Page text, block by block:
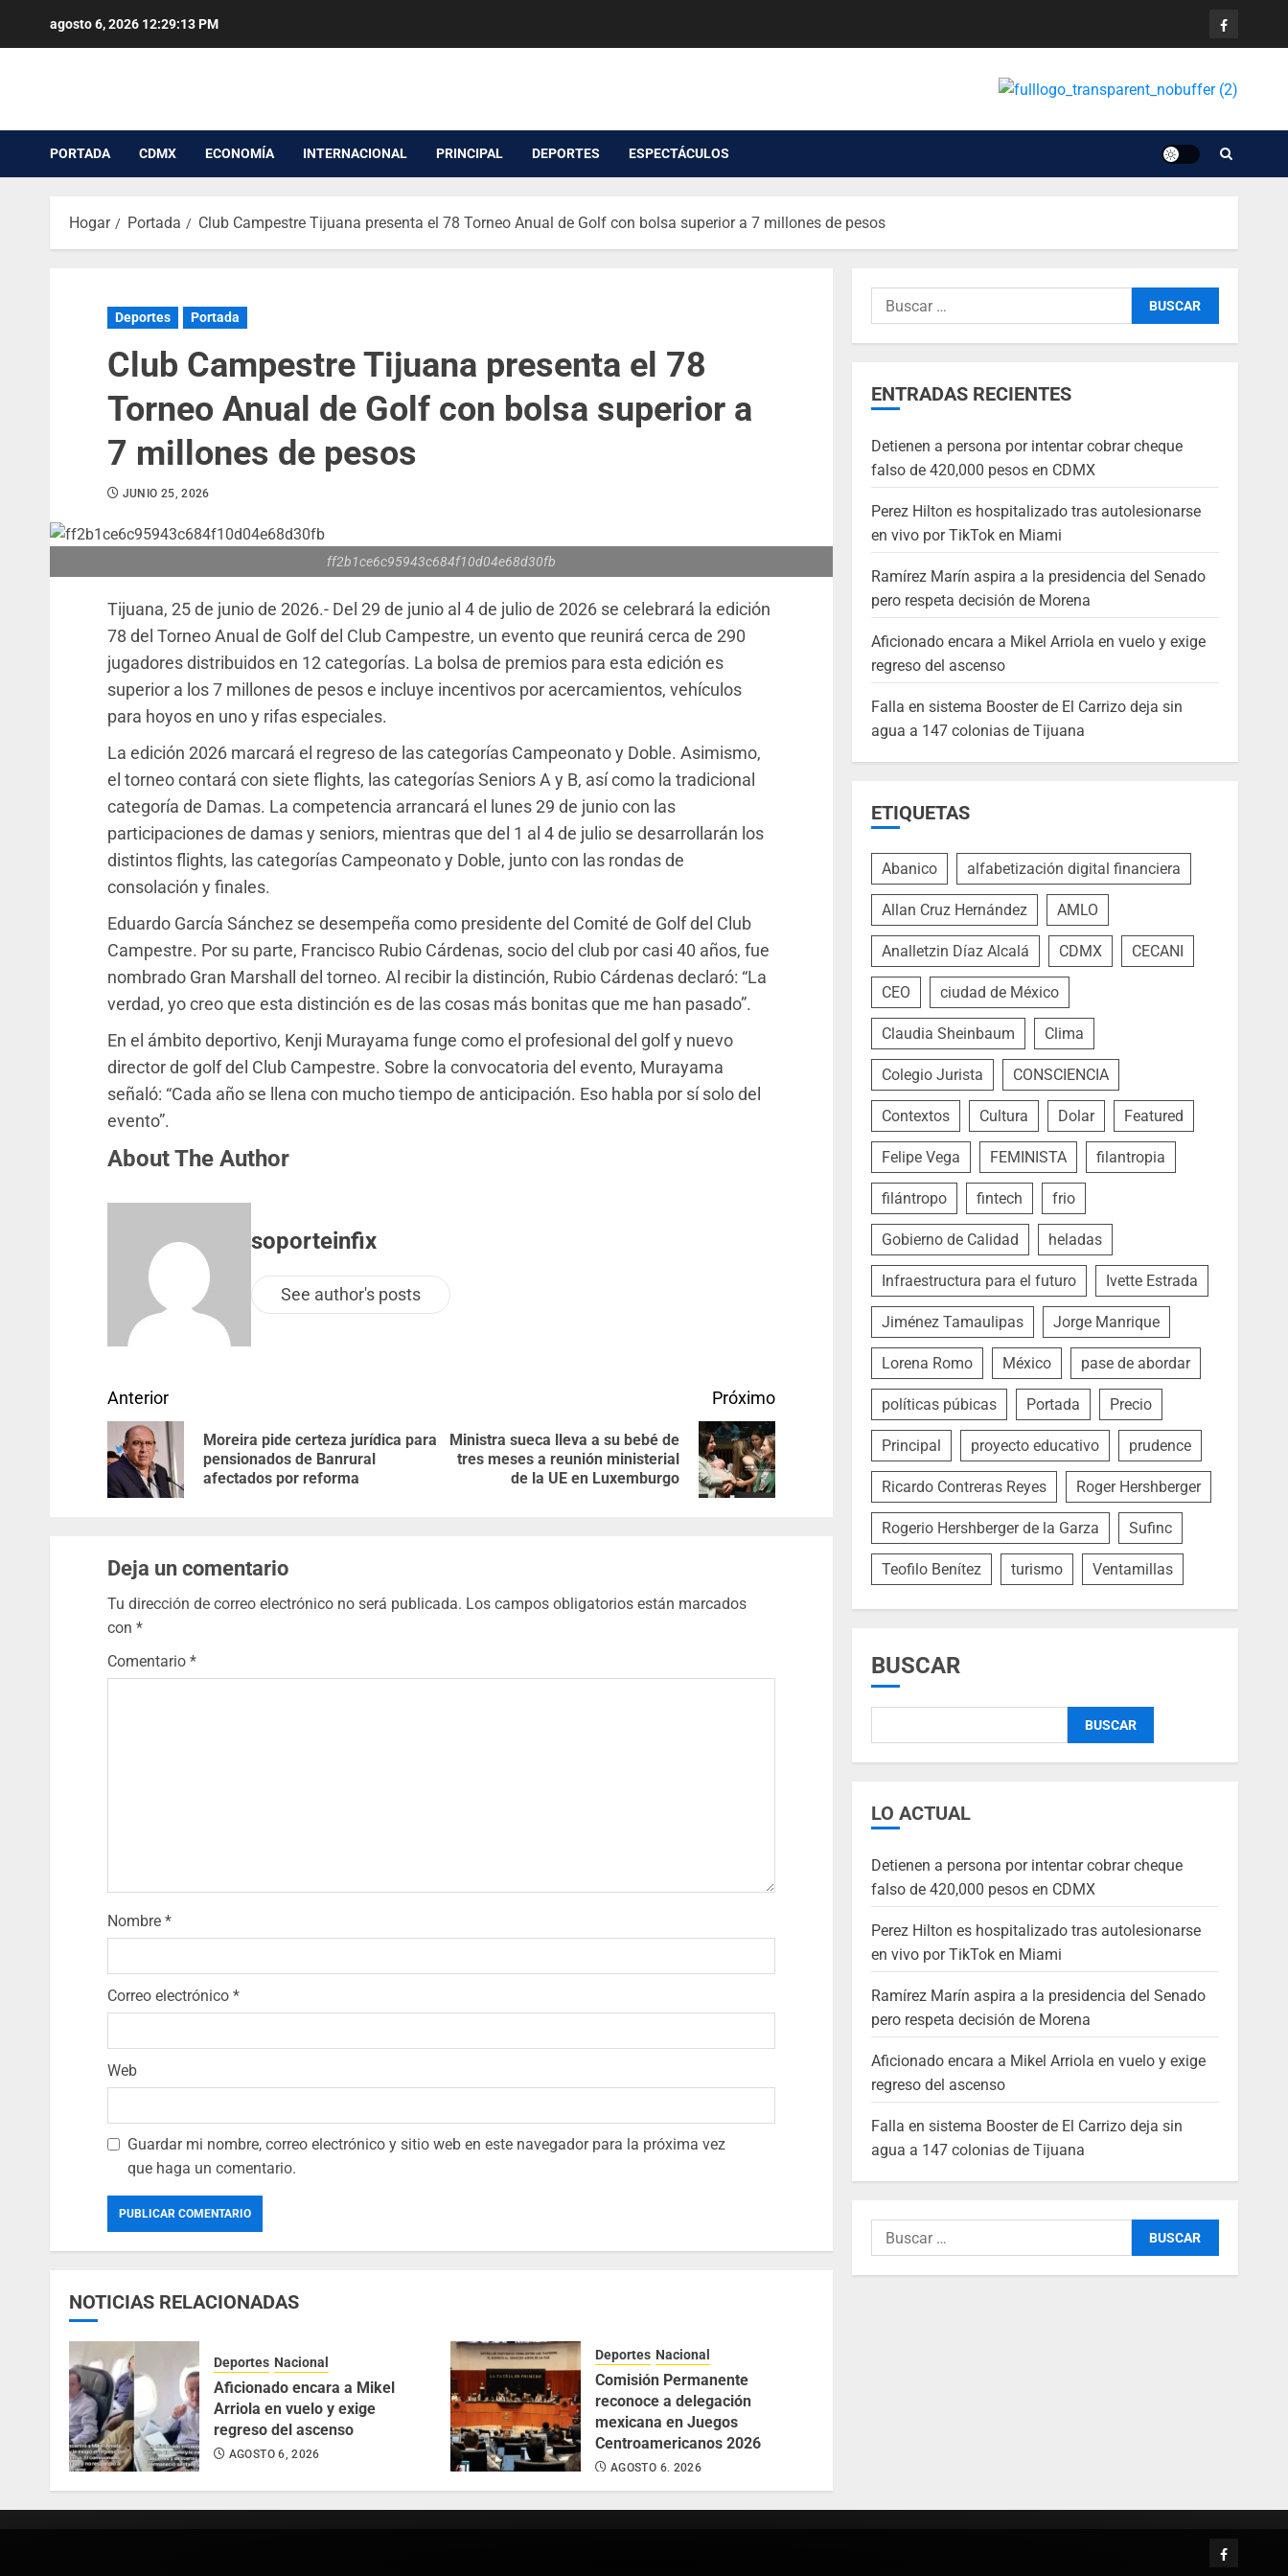
agosto 6, 2026 12:29:13 PM
PORTADA CDMX ECONOMÍA INTERNACIONAL PRINCIPAL DEPORTES ESPECTÁCULOS
Hogar Portada Club Campestre Tijuana presenta el 78 Torneo Anual de Golf con bolsa superior a 7 millones de pesos
Deportes Portada
Club Campestre Tijuana presenta el 78
Torneo Anual de Golf con bolsa superior a
7 millones de pesos
JUNIO 25, 2026
ff2b1ce6c95943c684f10d04e68d30fb
Tijuana, 25 de junio de 2026.- Del 29 de junio al 4 de julio de 2026 se celebrará la edición
78 del Torneo Anual de Golf del Club Campestre, un evento que reunirá cerca de 290
jugadores distribuidos en 12 categorías. La bolsa de premios para esta edición es
superior a los 7 millones de pesos e incluye incentivos por acercamientos, vehículos
para hoyos en uno y rifas especiales.
La edición 2026 marcará el regreso de las categorías Campeonato y Doble. Asimismo,
el torneo contará con siete flights, las categorías Seniors A y B, así como la tradicional
categoría de Damas. La competencia arrancará el lunes 29 de junio con las
participaciones de damas y seniors, mientras que del 1 al 4 de julio se desarrollarán los
distintos flights, las categorías Campeonato y Doble, junto con las rondas de
consolación y finales.
Eduardo García Sánchez se desempeña como presidente del Comité de Golf del Club
Campestre. Por su parte, Francisco Rubio Cárdenas, socio del club por casi 40 años, fue
nombrado Gran Marshall del torneo. Al recibir la distinción, Rubio Cárdenas declaró: “La
verdad, yo creo que esta distinción es de las cosas más bonitas que me han pasado”.
En el ámbito deportivo, Kenji Murayama funge como el profesional del golf y nuevo
director de golf del Club Campestre. Sobre la convocatoria del evento, Murayama
señaló: “Cada año se llena con mucho tiempo de anticipación. Eso habla por sí solo del
evento”.
About The Author
soporteinfix
See author's posts
Anterior
Moreira pide certeza jurídica para
pensionados de Banrural
afectados por reforma
Próximo
Ministra sueca lleva a su bebé de
tres meses a reunión ministerial
de la UE en Luxemburgo
Deja un comentario
Tu dirección de correo electrónico no será publicada. Los campos obligatorios están marcados
con *
Comentario *
Nombre *
Correo electrónico *
Web
Guardar mi nombre, correo electrónico y sitio web en este navegador para la próxima vez
que haga un comentario.
NOTICIAS RELACIONADAS
Deportes Nacional
Aficionado encara a Mikel
Arriola en vuelo y exige
regreso del ascenso
AGOSTO 6, 2026
Deportes Nacional
Comisión Permanente
reconoce a delegación
mexicana en Juegos
Centroamericanos 2026
AGOSTO 6, 2026
ENTRADAS RECIENTES
Detienen a persona por intentar cobrar cheque
falso de 420,000 pesos en CDMX
Perez Hilton es hospitalizado tras autolesionarse
en vivo por TikTok en Miami
Ramírez Marín aspira a la presidencia del Senado
pero respeta decisión de Morena
Aficionado encara a Mikel Arriola en vuelo y exige
regreso del ascenso
Falla en sistema Booster de El Carrizo deja sin
agua a 147 colonias de Tijuana
ETIQUETAS
Abanico alfabetización digital financiera
Allan Cruz Hernández AMLO
Analletzin Díaz Alcalá CDMX CECANI
CEO ciudad de México
Claudia Sheinbaum Clima
Colegio Jurista CONSCIENCIA
Contextos Cultura Dolar Featured
Felipe Vega FEMINISTA filantropia
filántropo fintech frio
Gobierno de Calidad heladas
Infraestructura para el futuro Ivette Estrada
Jiménez Tamaulipas Jorge Manrique
Lorena Romo México pase de abordar
políticas púbicas Portada Precio
Principal proyecto educativo prudence
Ricardo Contreras Reyes Roger Hershberger
Rogerio Hershberger de la Garza Sufinc
Teofilo Benítez turismo Ventamillas
BUSCAR
BUSCAR
LO ACTUAL
Detienen a persona por intentar cobrar cheque
falso de 420,000 pesos en CDMX
Perez Hilton es hospitalizado tras autolesionarse
en vivo por TikTok en Miami
Ramírez Marín aspira a la presidencia del Senado
pero respeta decisión de Morena
Aficionado encara a Mikel Arriola en vuelo y exige
regreso del ascenso
Falla en sistema Booster de El Carrizo deja sin
agua a 147 colonias de Tijuana